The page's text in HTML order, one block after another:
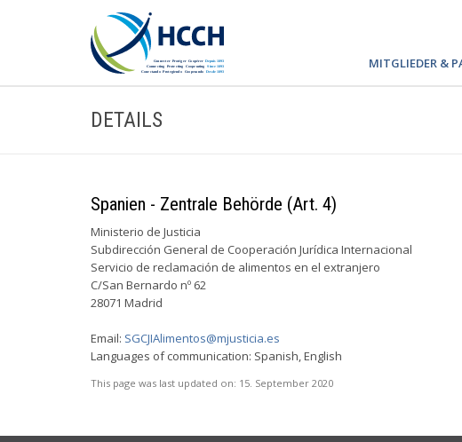
MITGLIEDER &
DETAILS
Spanien - Zentrale Behörde (Art. 4)
Ministerio de Justicia
Subdirección General de Cooperación Jurídica Internacional
Servicio de reclamación de alimentos en el extranjero
C/San Bernardo nº 62
28071 Madrid
Email: SGCJIAlimentos@mjusticia.es
Languages of communication: Spanish, English
This page was last updated on: 15. September 2020